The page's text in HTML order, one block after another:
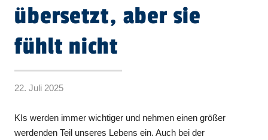
übersetzt, aber sie
fühlt nicht
22. Juli 2025
KIs werden immer wichtiger und nehmen einen größer
werdenden Teil unseres Lebens ein. Auch bei der